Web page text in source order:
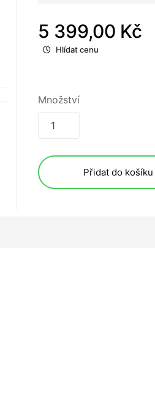
5 399,00 Kč
Hlídat cenu
Množství
Přidat do košíku